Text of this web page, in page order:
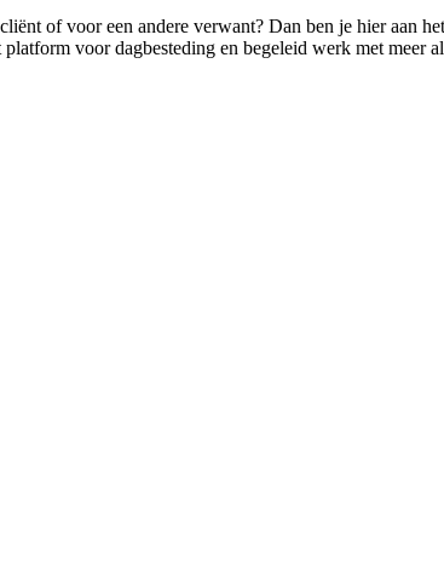
of voor een andere verwant? Dan ben je hier aan
voor dagbesteding en begeleid werk met meer